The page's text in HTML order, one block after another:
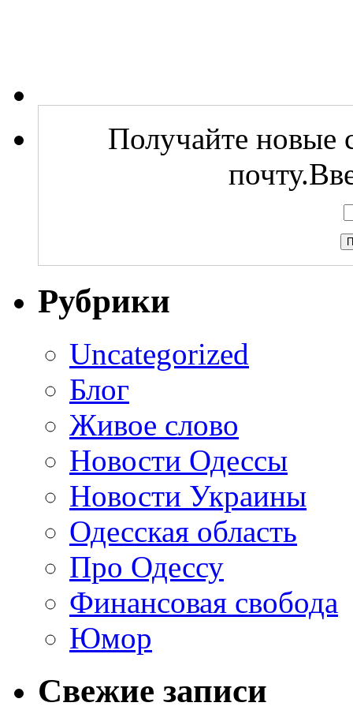
Получайте новые
Рубрики
Uncategorized
Блог
Живое слово
Новости Одессы
Новости Украины
Одесская область
Про Одессу
Финансовая свобода
Юмор
Свежие записи